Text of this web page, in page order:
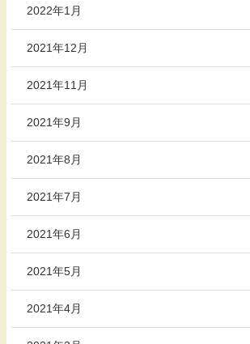
2022年1月
2021年12月
2021年11月
2021年9月
2021年8月
2021年7月
2021年6月
2021年5月
2021年4月